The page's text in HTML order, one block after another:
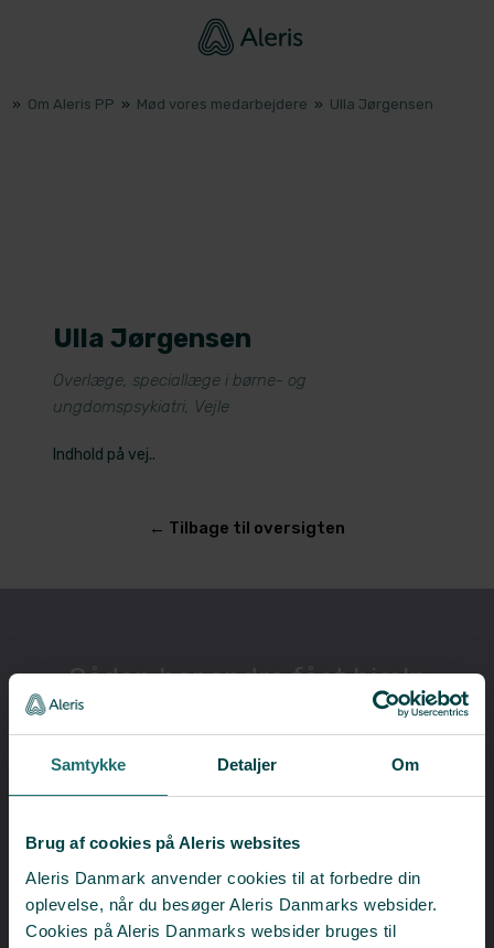
Samtykke Detaljer Om
Brug af cookies på Aleris websites
Aleris Danmark anvender cookies til at forbedre din
oplevelse, når du besøger Aleris Danmarks websider.
Cookies på Aleris Danmarks websider bruges til
» Om Aleris PP » Mød vores medarbejdere » Ulla Jørgensen
Ulla Jørgensen
​Overlæge, speciallæge i børne- og
ungdomspsykiatri, Vejle
Indhold på vej..
​← Tilbage til oversigten
​Sådan har andre fået hjælp